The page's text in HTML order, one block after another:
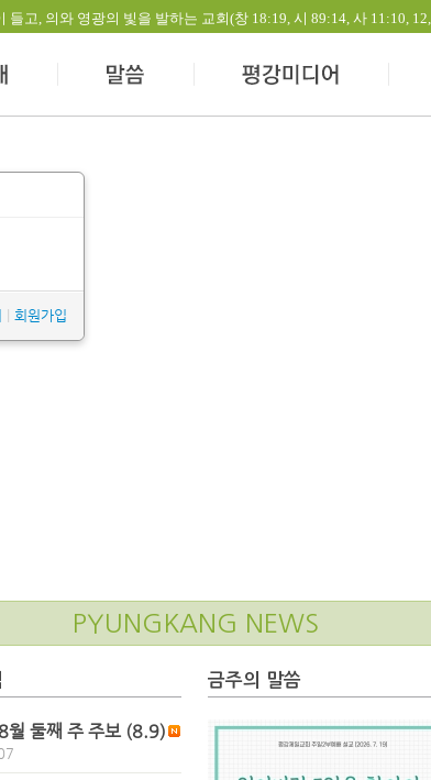
고, 의와 영광의 빛을 발하는 교회(창 18:19, 시 89:14, 사 11:10,
회원가입
PYUNGKANG NEWS
월 둘째 주 주보 (8.9)
금주의 말씀